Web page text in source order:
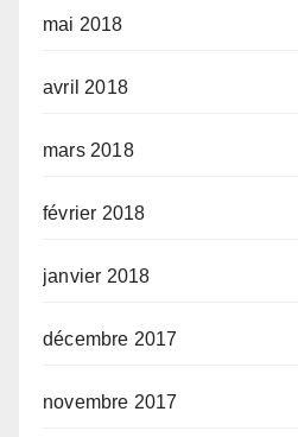
mai 2018
avril 2018
mars 2018
février 2018
janvier 2018
décembre 2017
novembre 2017